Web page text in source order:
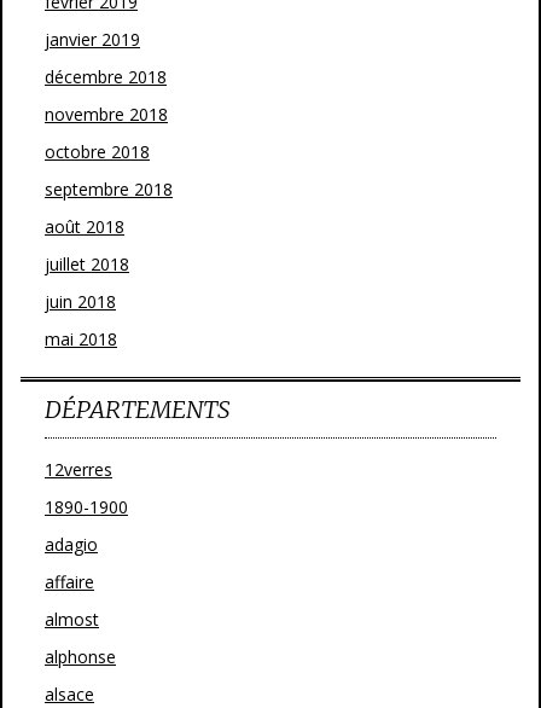
janvier 2019
décembre 2018
novembre 2018
octobre 2018
septembre 2018
août 2018
juillet 2018
juin 2018
mai 2018
DÉPARTEMENTS
12verres
1890-1900
adagio
affaire
almost
alphonse
alsace